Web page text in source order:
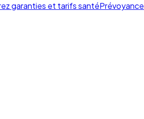
garanties et tarifs santéPrévoyance